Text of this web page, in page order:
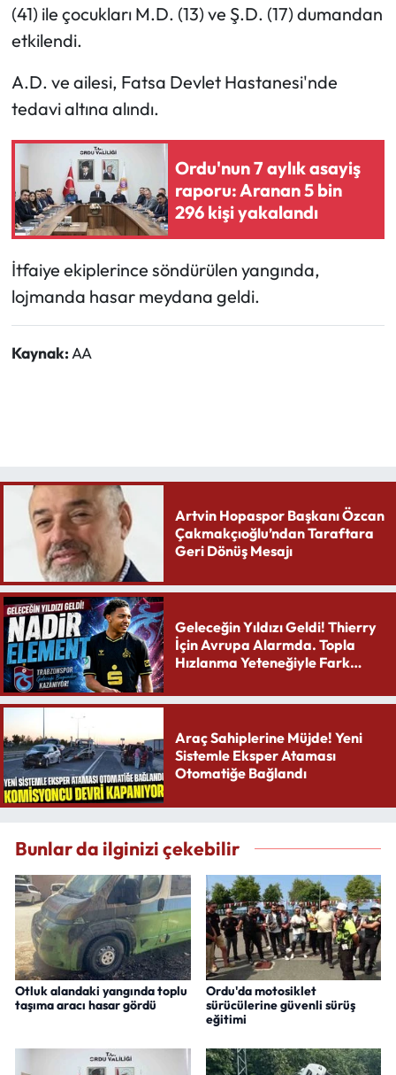
(41) ile çocukları M.D. (13) ve Ş.D. (17) dumandan
etkilendi.
A.D. ve ailesi, Fatsa Devlet Hastanesi'nde
tedavi altına alındı.
Ordu'nun 7 aylık asayiş
raporu: Aranan 5 bin
296 kişi yakalandı
İtfaiye ekiplerince söndürülen yangında,
lojmanda hasar meydana geldi.
Kaynak:AA
Artvin Hopaspor Başkanı Özcan
Çakmakçıoğlu’ndan Taraftara
Geri Dönüş Mesajı
Geleceğin Yıldızı Geldi! Thierry
İçin Avrupa Alarmda. Topla
Hızlanma Yeteneğiyle Fark
Araç Sahiplerine Müjde! Yeni
Sistemle Eksper Ataması
Otomatiğe Bağlandı
Bunlar da ilginizi çekebilir
Otluk alandaki yangında toplu
taşıma aracı hasar gördü
Ordu'da motosiklet
sürücülerine güvenli sürüş
eğitimi
Turizm